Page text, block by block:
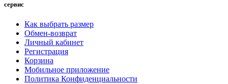
сервис
Как выбрать размер
Обмен-возврат
Личный кабинет
Регистрация
Корзина
Мобильное приложение
Политика Конфиденциальности